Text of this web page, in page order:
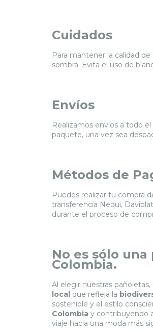
Cuidados
Para mantener la calidad
sombra. Evita el uso de
Envíos
Realizamos envíos a todo
paquete, una vez sea
Métodos de
Puedes realizar tu compra
transferencia Nequi,
durante el proceso de
No es sólo
Colombia.
Al elegir nuestras
local que refleja la
sostenible y el estilo
Colombia y contribuyendo
viaje hacia una moda más